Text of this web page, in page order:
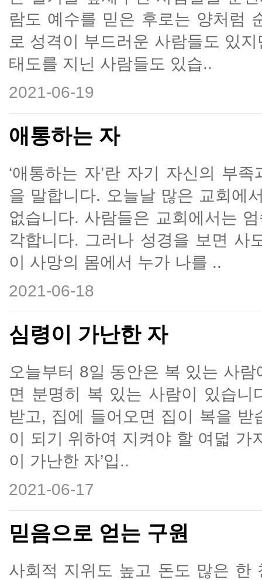
람도 예수를 믿은 후로는 양처럼
로 성격이 부드러운 사람들도 있
태도를 지닌 사람들도 있습..
2021-06-19
애통하는 자
‘애통하는 자’란 자기 자신의 부
을 말합니다. 오늘날 많은 교회에
없습니다. 사람들은 교회에서는
각합니다. 그러나 성경을 보면 사
이 사망의 몸에서 누가 나를 ..
2021-06-18
심령이 가난한 자
오늘부터 8일 동안은 복 있는 사
면 분명히 복 있는 사람이 있습
받고, 집에 들어오면 집이 복을
이 되기 위하여 지켜야 할 여덟 가
이 가난한 자’입..
2021-06-17
믿음으로 얻는 구원
사회적 지위도 높고 돈도 많은 한